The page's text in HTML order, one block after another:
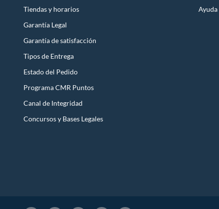
Tiendas y horarios
Garantía Legal
Garantía de satisfacción
Tipos de Entrega
Estado del Pedido
Programa CMR Puntos
Canal de Integridad
Concursos y Bases Legales
Ayuda